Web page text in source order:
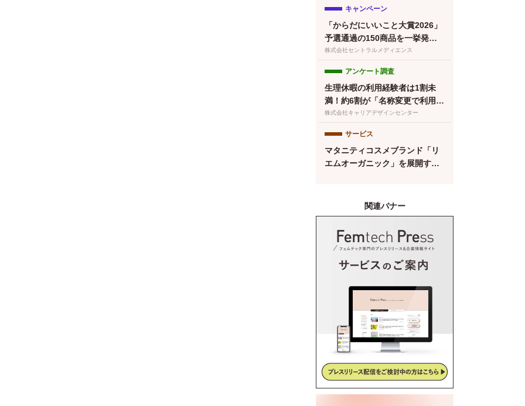
キャンペーン
「からだにいいこと大賞2026」
予選通過の150商品を一挙発
表！本日より特設サイトもオー
株式会社セントラルメディエンス
アンケート調査
生理休暇の利用経験者は1割未
満！約6割が「名称変更で利用し
やすくなる」と回答／『女の転
ト【第134回】
株式会社キャリアデザインセンター
サービス
マタニティコスメブランド「リ
エムオーガニック」を展開する
関連バナー